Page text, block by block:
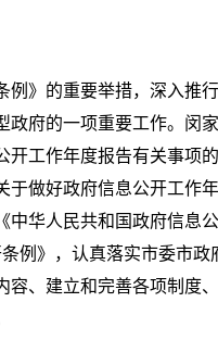
例》的重要举措，深入推
政府的一项重要工作。闵
开工作年度报告有关事项
于做好政府信息公开工作
中华人民共和国政府信息
例》，认真落实市委市政
容、建立和完善各项制度